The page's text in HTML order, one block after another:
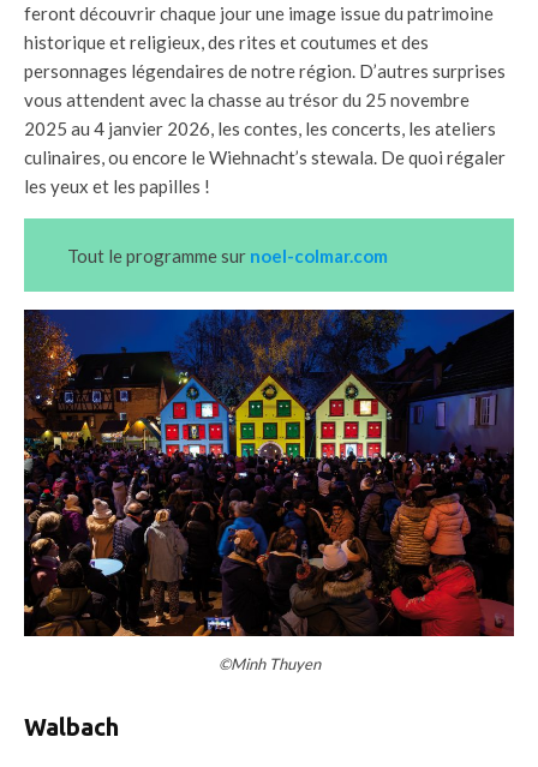
feront découvrir chaque jour une image issue du patrimoine
historique et religieux, des rites et coutumes et des
personnages légendaires de notre région. D’autres surprises
vous attendent avec la chasse au trésor du 25 novembre
2025 au 4 janvier 2026, les contes, les concerts, les ateliers
culinaires, ou encore le Wiehnacht’s stewala. De quoi régaler
les yeux et les papilles !
Tout le programme sur noel-colmar.com
©Minh Thuyen
Walbach